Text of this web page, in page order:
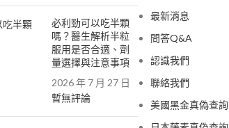
必利勁可以吃半顆
嗎？醫生解析半粒
服用是否合適、劑
量選擇與注意事項
2026 年 7 月 27 日
暫無評論
最新消息
問答Q&A
認識我們
聯絡我們
美國黑金真偽查詢